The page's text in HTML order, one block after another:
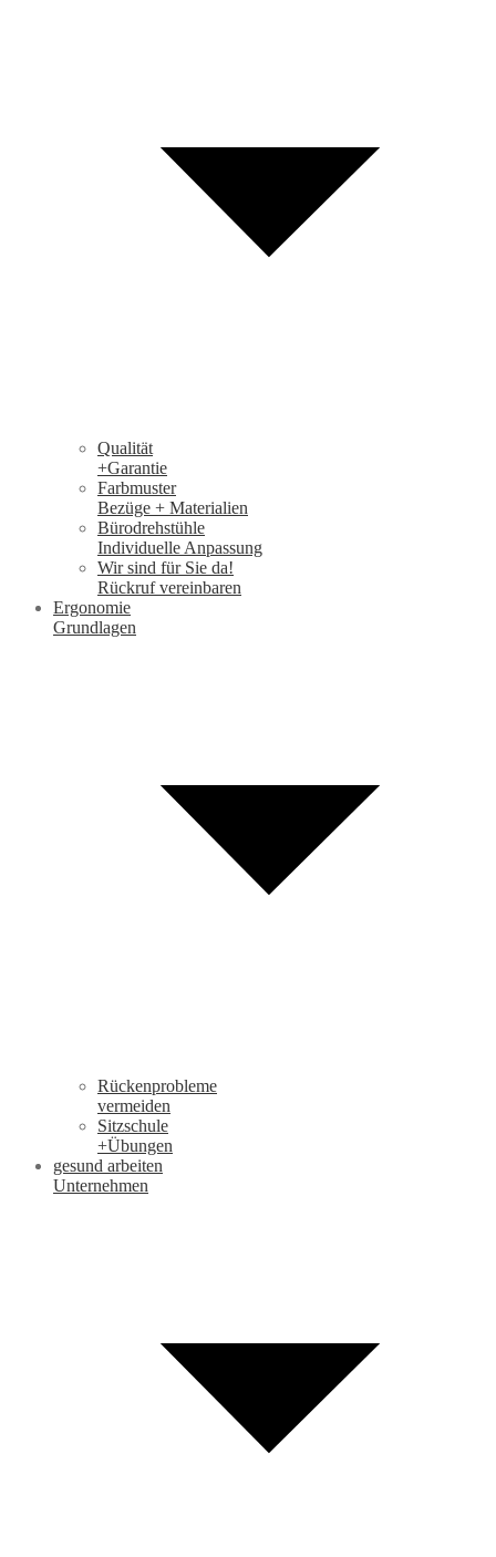
Qualität
+Garantie
Farbmuster
Bezüge + Materialien
Bürodrehstühle
Individuelle Anpassung
Wir sind für Sie da!
Rückruf vereinbaren
Ergonomie
Grundlagen
Rückenprobleme
vermeiden
Sitzschule
+Übungen
gesund arbeiten
Unternehmen